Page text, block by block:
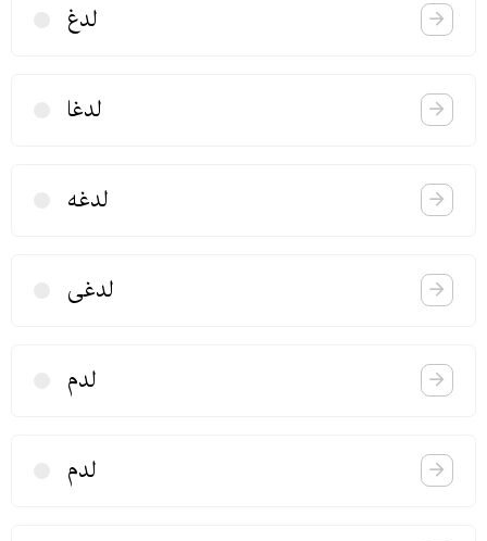
لدغ
لدغا
لدغه
لدغی
لدم
لدم